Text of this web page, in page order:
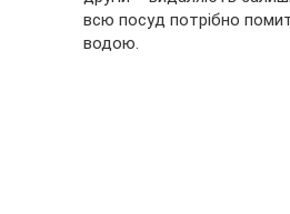
всю посуд потрібно
водою.